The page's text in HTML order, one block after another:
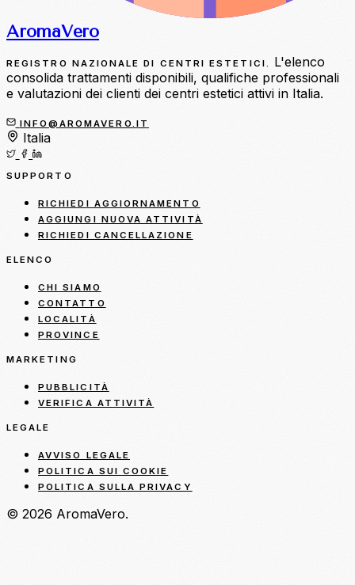
AromaVero
REGISTRO NAZIONALE DI CENTRI ESTETICI.
L'elenco
consolida trattamenti disponibili, qualifiche professionali
e valutazioni dei clienti dei centri estetici attivi in Italia.
INFO@AROMAVERO.IT
Italia
SUPPORTO
RICHIEDI AGGIORNAMENTO
AGGIUNGI NUOVA ATTIVITÀ
RICHIEDI CANCELLAZIONE
ELENCO
CHI SIAMO
CONTATTO
LOCALITÀ
PROVINCE
MARKETING
PUBBLICITÀ
VERIFICA ATTIVITÀ
LEGALE
AVVISO LEGALE
POLITICA SUI COOKIE
POLITICA SULLA PRIVACY
© 2026 AromaVero.